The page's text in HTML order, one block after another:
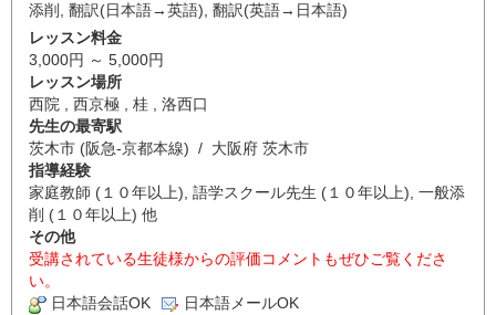
添削 , 翻訳(日本語→英語), 翻訳(英語→日本語)
レッスン料金
3,000円 ～ 5,000円
レッスン場所
西院 , 西京極 , 桂 , 洛西口
先生の最寄駅
茨木市 (阪急-京都本線) / 大阪府 茨木市
指導経験
家庭教師 (１０年以上), 語学スクール先生 (１０年以上), 一般添
削 (１０年以上) 他
その他
受講されている生徒様からの評価コメントもぜひご覧くださ
い。
日本語会話OK
日本語メールOK